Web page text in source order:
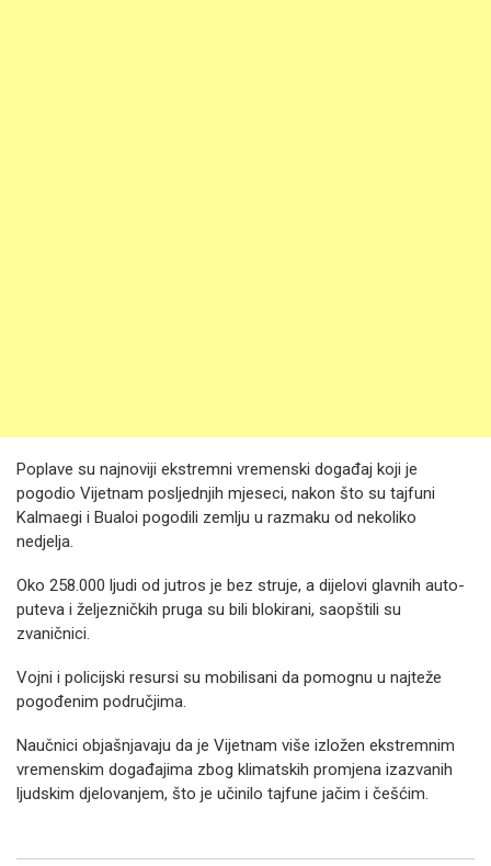
Poplave su najnoviji ekstremni vremenski događaj koji je
pogodio Vijetnam posljednjih mjeseci, nakon što su tajfuni
Kalmaegi i Bualoi pogodili zemlju u razmaku od nekoliko
nedjelja.
Oko 258.000 ljudi od jutros je bez struje, a dijelovi glavnih auto-
puteva i željezničkih pruga su bili blokirani, saopštili su
zvaničnici.
Vojni i policijski resursi su mobilisani da pomognu u najteže
pogođenim područjima.
Naučnici objašnjavaju da je Vijetnam više izložen ekstremnim
vremenskim događajima zbog klimatskih promjena izazvanih
ljudskim djelovanjem, što je učinilo tajfune jačim i češćim.